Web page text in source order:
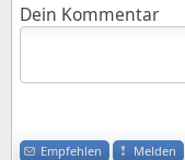
Dein Kommentar
Empfehlen Melden